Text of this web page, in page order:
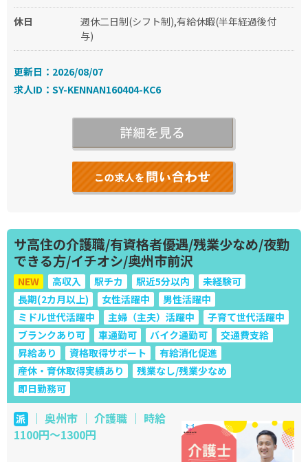
休日
週休二日制(シフト制),有給休暇(半年経過後付
与)
更新日：2026/08/07
求人ID：SY-KENNAN160404-KC6
サ高住の介護職/有資格者優遇/残業少なめ/夜勤
できる方/イチオシ/奥州市前沢
NEW 高収入 駅チカ 駅近5分以内
未経験可
長期(2カ月以上)
女性活躍中
男性活躍中
ミドル世代活躍中
主婦（主夫）活躍中
子育て世代活躍中
ブランクあり可
車通勤可 バイク通勤可
交通費支給
昇給あり
資格取得サポート
有給消化促進
産休・育休取得実績あり
残業なし/残業少なめ
即日勤務可
派｜ 奥州市 ｜ 介護職 ｜ 時給
1100円～1300円